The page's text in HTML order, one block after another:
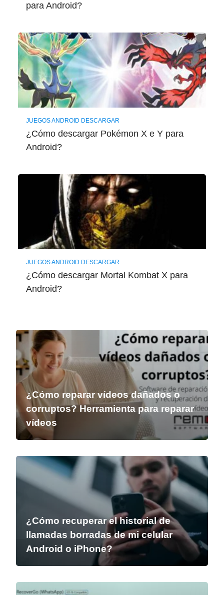
para Android?
JUEGOS ANDROID DESCARGAR
¿Cómo descargar Pokémon X e Y para
Android?
JUEGOS ANDROID DESCARGAR
¿Cómo descargar Mortal Kombat X para
Android?
¿Cómo reparar vídeos dañados o
corruptos? Herramienta para reparar
vídeos
¿Cómo recuperar el historial de
llamadas borradas de mi celular
Android o iPhone?